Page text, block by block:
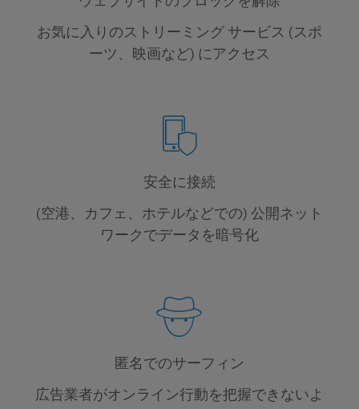
お気に入りのストリーミング サービス (スポ
ーツ、映画など) にアクセス
安全に接続
(空港、カフェ、ホテルなどでの) 公開ネット
ワークでデータを暗号化
匿名でのサーフィン
広告業者がオンライン行動を把握できないよ